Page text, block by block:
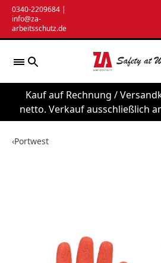
Zum
Inhalt
springen
0340-2209684 |
info@za-
arbeitsschutz.de
Kauf auf Rechnung /
netto. Verkauf ausschließlich
‹Portwest